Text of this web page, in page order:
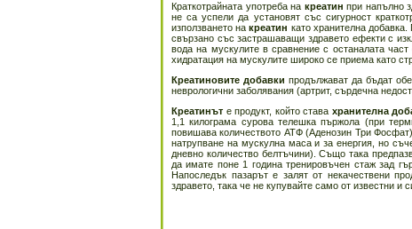
Краткотрайната употреба на креатин при напълно
не са успели да установят със сигурност
използването накреатин като хранителна
свързано със застрашаващи здравето ефекти с
вода на мускулите в сравнение с останалата
хидратация на мускулите широко се приема като
Креатиновите добавки продължават да бъдат
неврологични заболявания (артрит, сърдечна
Креатинът е продукт, който става хранителна
1,1 килограма сурова телешка пържола (при
повишава количеството АТФ (Аденозин Три
натрупване на мускулна маса и за енергия, но
дневно количество белтъчини). Също така
да имате поне 1 година тренировъчен стаж зад
Напоследък пазарът е залят от некачествени
здравето, така че не купувайте само от известни и